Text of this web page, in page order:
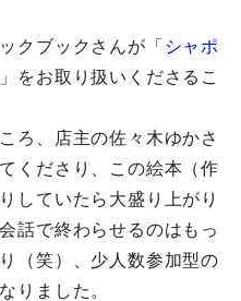
クブックさんが「 シャポ
」をお取り扱いくださるこ
ろ、店主の佐々木ゆかさ
くださり、この絵本（作
していたら大盛り上がり
話で終わらせるのはもっ
（笑）、少人数参加型の
りました。